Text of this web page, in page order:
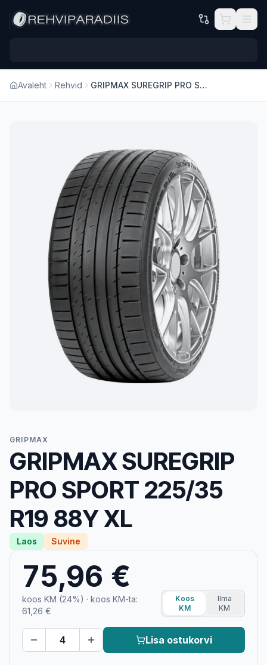
Avaleht Rehvid GRIPMAX SUREGRIP PRO SPORT 225/35 R19 88Y XL
GRIPMAX
GRIPMAX SUREGRIP
PRO SPORT 225/35
R19 88Y XL
Laos Suvine
75,96 €
koos KM (24%) · koos KM-ta:
61,26 €
Koos
KM
Ilma
KM
Lisa ostukorvi